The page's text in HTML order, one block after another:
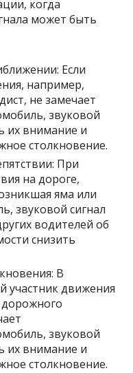
когда
может быть
Если
например,
не замечает
звуковой
их внимание и
столкновение.
При
на дороге,
яма или
звуковой сигнал
водителей об
снизить
В
участник движения
звуковой
их внимание и
столкновение.